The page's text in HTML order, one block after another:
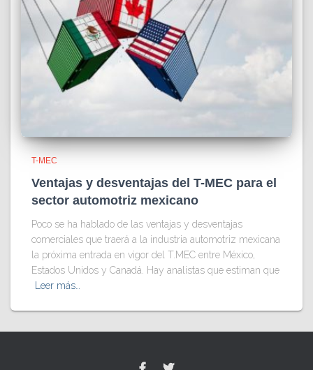
T-MEC
Ventajas y desventajas del T-MEC para el
sector automotriz mexicano
Poco se ha hablado de las ventajas y desventajas
comerciales que traerá a la industria automotriz mexicana
la próxima entrada en vigor del T.MEC entre México,
Estados Unidos y Canadá. Hay analistas que estiman que
Leer más…